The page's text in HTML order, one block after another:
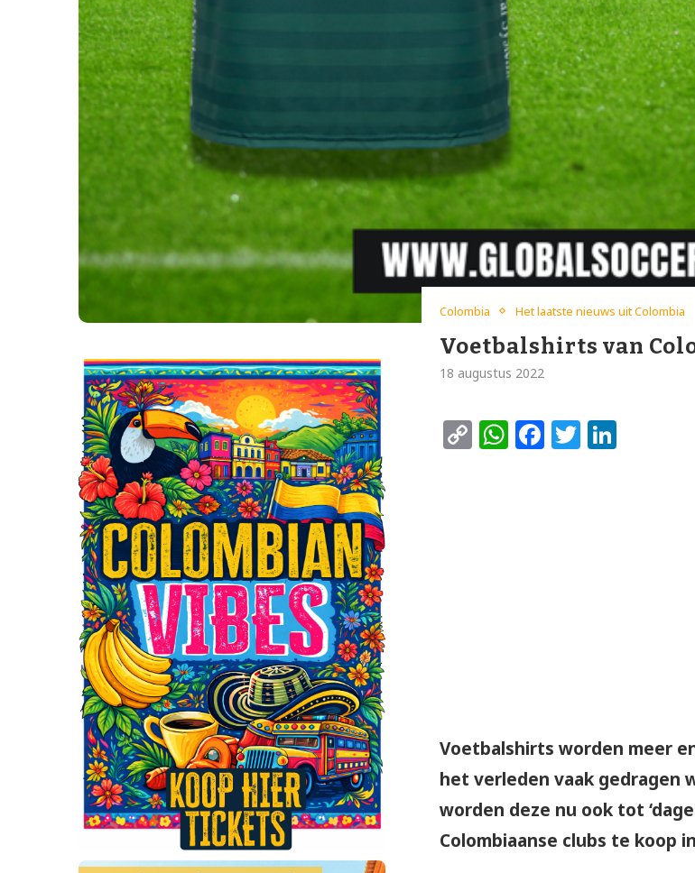
Colombia Het laatste nieuws uit Colombia
Voetbalshirts van
18 augustus 2022
CopyWhatsApp
Facebook
Twitter
Voetbalshirts worden meer
het verleden vaak gedragen
worden deze nu ook tot
Colombiaanse clubs te koop